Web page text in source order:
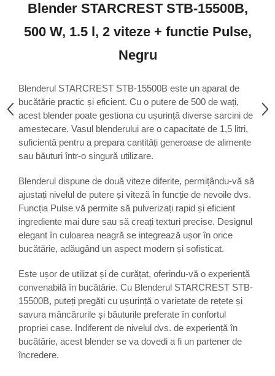
Uscatoare de rufe
Uscatoare cu condensare
Uscatoare cu pompa de caldura
Vitrine pentru vinuri
Electrocasnice Mici
Accesorii aspiratoare
Aparate de bucatarie
Aparate de gatit cu aburi
Aparate de vidat
Ascutitor cutite
Blendere
Cântare de bucătărie
Feliatoare
Fierbătoare
Friteuze
Grătare electrice
Masini de gheata
Masini de paine
Masini de tocat
Blender STARCREST STB-15500B,
500 W, 1.5 l, 2 viteze + functie Pulse,
Negru
Blenderul STARCREST STB-15500B este un aparat de
bucătărie practic și eficient. Cu o putere de 500 de wați,
acest blender poate gestiona cu ușurință diverse sarcini de
amestecare. Vasul blenderului are o capacitate de 1,5 litri,
suficientă pentru a prepara cantități generoase de alimente
sau băuturi într-o singură utilizare.
Blenderul dispune de două viteze diferite, permițându-vă să
ajustați nivelul de putere și viteză în funcție de nevoile dvs.
Funcția Pulse vă permite să pulverizați rapid și eficient
ingrediente mai dure sau să creați texturi precise. Designul
elegant în culoarea neagră se integrează ușor în orice
bucătărie, adăugând un aspect modern și sofisticat.
Este ușor de utilizat și de curățat, oferindu-vă o experiență
convenabilă în bucătărie. Cu Blenderul STARCREST STB-
15500B, puteți pregăti cu ușurință o varietate de rețete și
savura mâncărurile și băuturile preferate în confortul
propriei case. Indiferent de nivelul dvs. de experiență în
bucătărie, acest blender se va dovedi a fi un partener de
încredere.